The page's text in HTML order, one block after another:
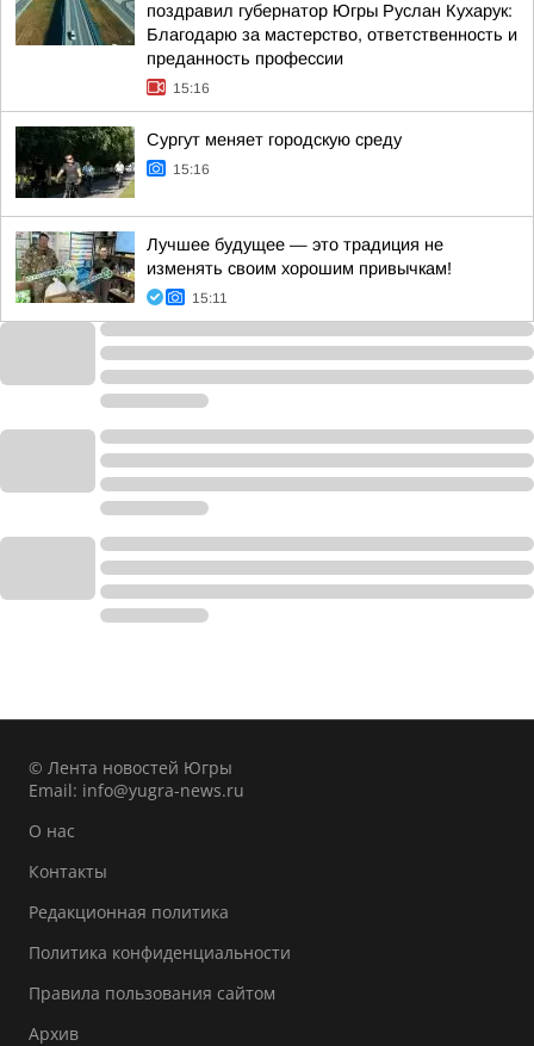
поздравил губернатор Югры Руслан Кухарук:
Благодарю за мастерство, ответственность и
преданность профессии
15:16
Сургут меняет городскую среду
15:16
Лучшее будущее — это традиция не
изменять своим хорошим привычкам!
15:11
© Лента новостей Югры
Email: info@yugra-news.ru
О нас
Контакты
Редакционная политика
Политика конфиденциальности
Правила пользования сайтом
Архив